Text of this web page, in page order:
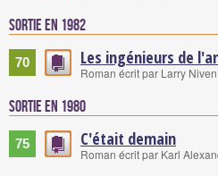
Sortie en 1982
70 Les ingénieurs de
Roman écrit par Larry Niven
Sortie en 1980
75 C'était demain
Roman écrit par Karl